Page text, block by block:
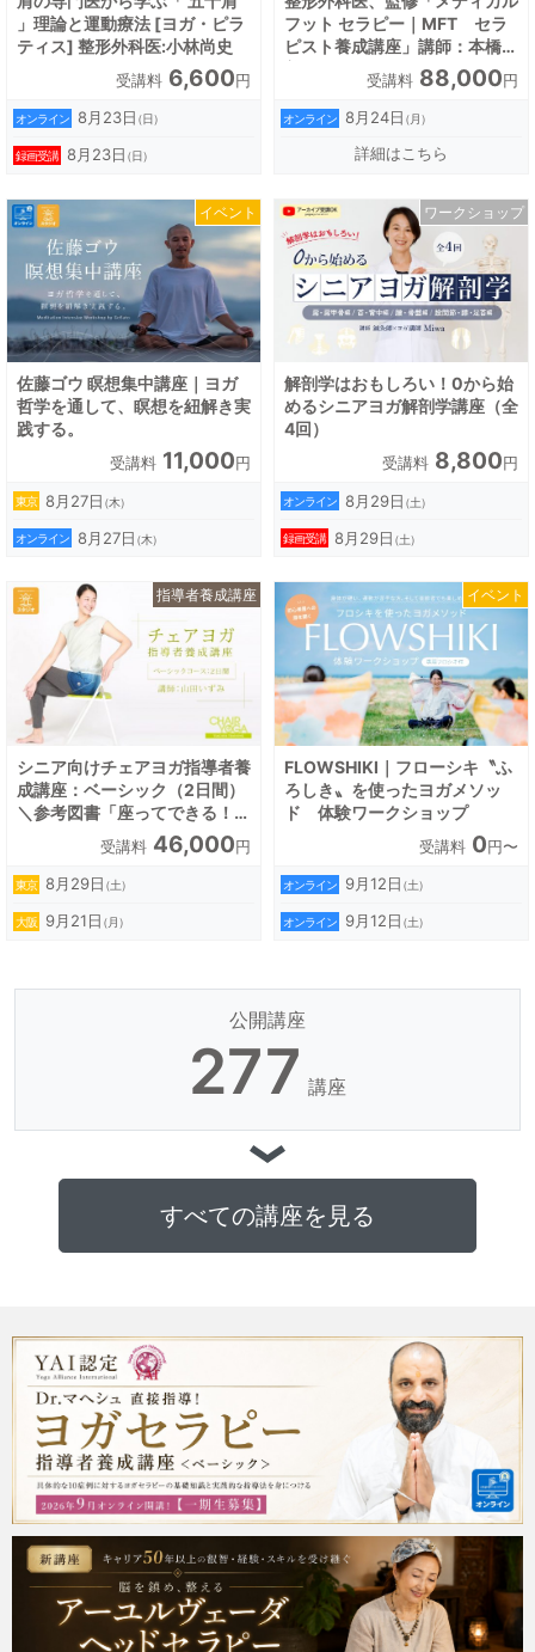
」理論と運動療法 [ヨガ・ピラ
ティス] 整形外科医:小林尚史
受講料 6,600円
オンライン 8月23日（日）
録画受講 8月23日（日）
フット セラピー｜MFT セラ
ピスト養成講座」講師：本橋恵
受講料 88,000円
オンライン 8月24日（月）
詳細はこちら
佐藤ゴウ 瞑想集中講座｜ヨガ
哲学を通して、瞑想を紐解き実
践する。
受講料 11,000円
東京 8月27日（木）
オンライン 8月27日（木）
イベント
解剖学はおもしろい！0から始
めるシニアヨガ解剖学講座（全
4回）
受講料 8,800円
オンライン 8月29日（土）
録画受講 8月29日（土）
ワークショップ
シニア向けチェアヨガ指導者養
成講座：ベーシック（2日間）
＼参考図書「座ってできる！シ
ニアヨガ」付き！／スタジオ開
受講料 46,000円
東京 8月29日（土）
大阪 9月21日（月）
指導者養成講座
FLOWSHIKI｜フローシキ〝ふ
ろしき〟を使ったヨガメソッ
ド 体験ワークショップ
受講料 0円〜
オンライン 9月12日（土）
オンライン 9月12日（土）
イベント
公開講座
277 講座
すべての講座を見る